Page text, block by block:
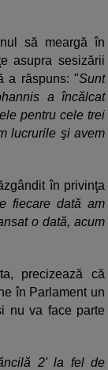
să meargă în
asupra sesizării
a răspuns: "Sunt
a încălcat
pentru cele trei
lucrurile şi avem
în privinţa
fiecare dată am
o dată, acum
precizează că
în Parlament un
nu va face parte
2' la fel de